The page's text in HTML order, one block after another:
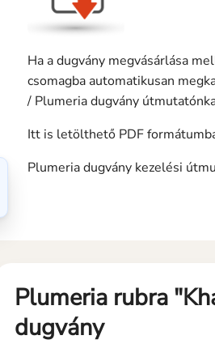
Ha a dugvány megvásárlása
csomagba automatikusan
/ Plumeria dugvány
Itt is letölthető PDF
Plumeria dugvány kezelési
Plumeria rubra
dugvány